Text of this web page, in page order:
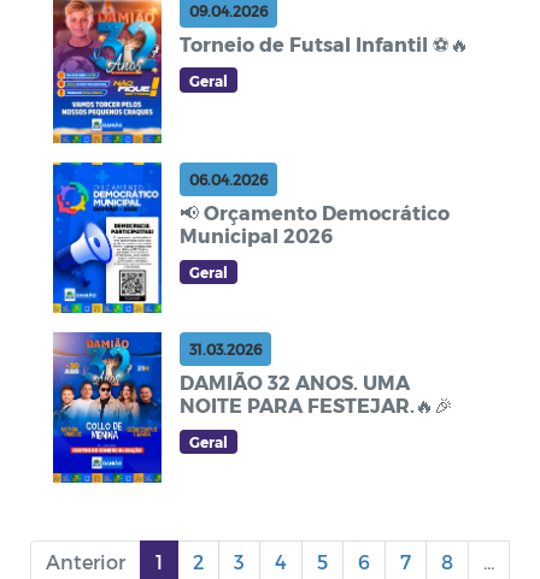
09.04.2026
Torneio de Futsal Infantil ⚽🔥
Geral
06.04.2026
📢 Orçamento Democrático
Municipal 2026
Geral
31.03.2026
DAMIÃO 32 ANOS. UMA
NOITE PARA FESTEJAR.🔥🎉
Geral
Anterior 1 2 3 4 5 6 7 8